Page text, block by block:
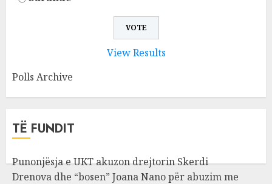
View Results
Polls Archive
TË FUNDIT
Punonjësja e UKT akuzon drejtorin Skerdi
Drenova dhe “bosen” Joana Nano për abuzim me